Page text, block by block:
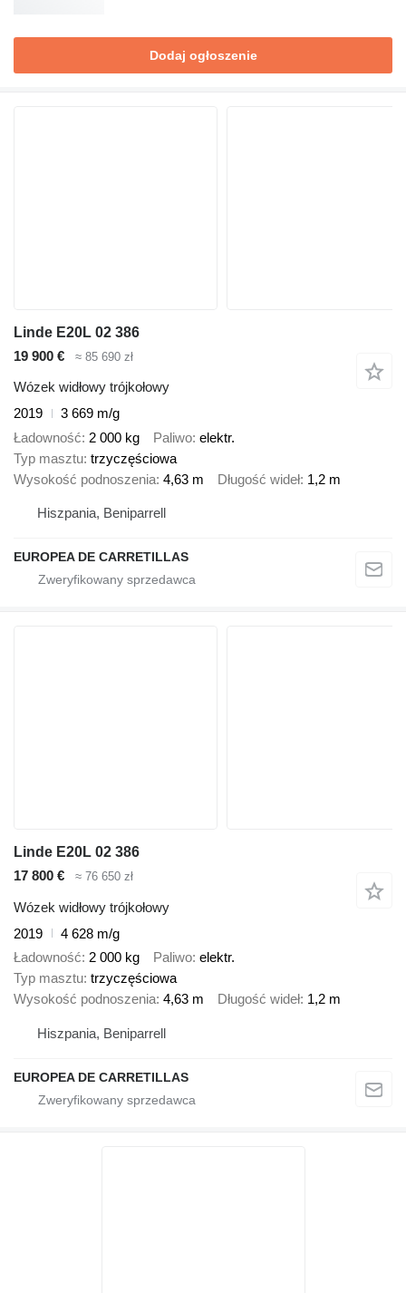
Dodaj ogłoszenie
Linde E20L 02 386
19 900 €
≈ 85 690 zł
Wózek widłowy trójkołowy
2019
3 669 m/g
Ładowność 2 000 kg Paliwo elektr.
Typ masztu trzyczęściowa
Wysokość podnoszenia 4,63 m Długość wideł 1,2 m
Hiszpania, Beniparrell
EUROPEA DE CARRETILLAS
Linde E20L 02 386
17 800 €
≈ 76 650 zł
Wózek widłowy trójkołowy
2019
4 628 m/g
Ładowność 2 000 kg Paliwo elektr.
Typ masztu trzyczęściowa
Wysokość podnoszenia 4,63 m Długość wideł 1,2 m
Hiszpania, Beniparrell
EUROPEA DE CARRETILLAS